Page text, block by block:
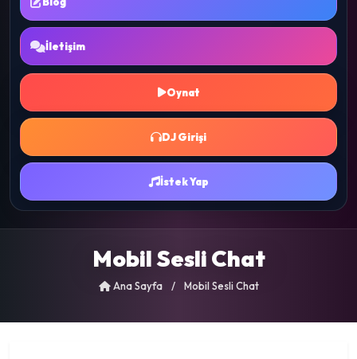
İletişim
Oynat
DJ Girişi
İstek Yap
Mobil Sesli Chat
Ana Sayfa / Mobil Sesli Chat